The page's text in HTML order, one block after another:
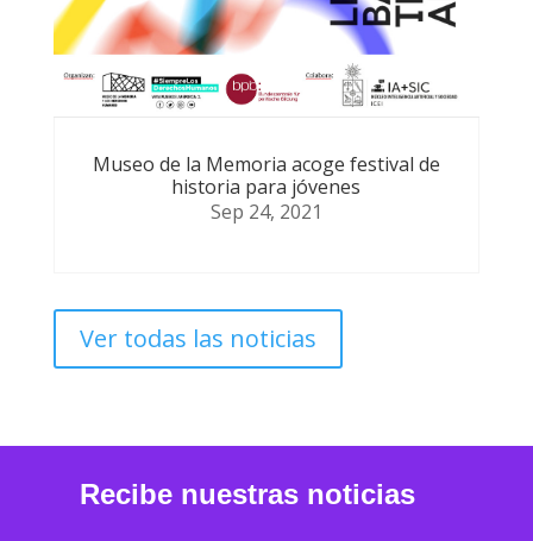
Museo de la Memoria acoge festival de
historia para jóvenes
Sep 24, 2021
Ver todas las noticias
Recibe nuestras noticias